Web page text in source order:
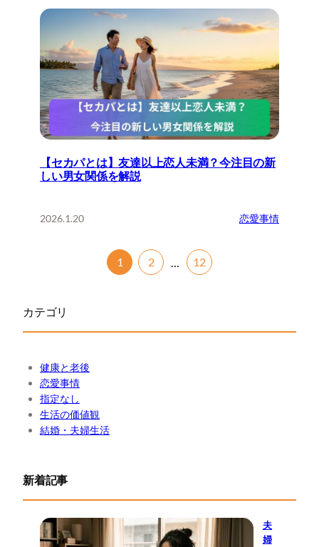
【セカパとは】友達以上恋人未満？今注目の新
しい男女関係を解説
2026.1.20 恋愛事情
1 2 … 12
カテゴリ
健康と老後
恋愛事情
指定なし
生活の価値観
結婚・夫婦生活
新着記事
夫
婦